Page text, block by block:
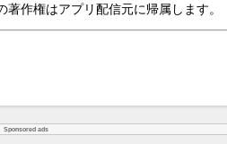
作権はアプリ配信元に帰属します。
Sponsored ads